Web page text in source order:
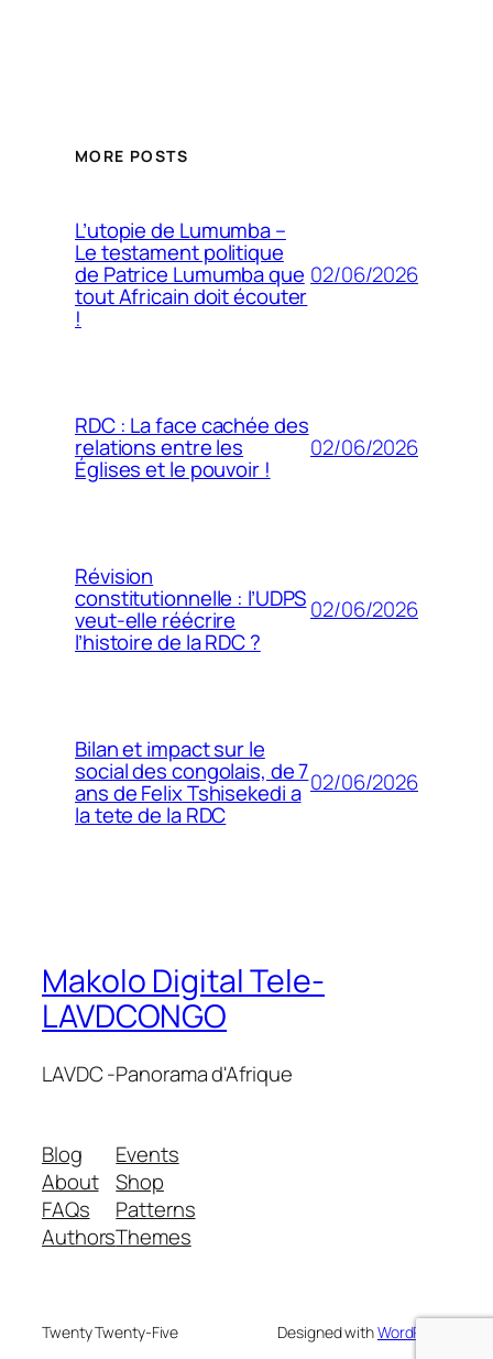
MORE POSTS
L’utopie de Lumumba –
Le testament politique
de Patrice Lumumba que
tout Africain doit écouter
!
02/06/2026
RDC : La face cachée des
relations entre les
Églises et le pouvoir !
02/06/2026
Révision
constitutionnelle : l’UDPS
veut-elle réécrire
l’histoire de la RDC ?
02/06/2026
Bilan et impact sur le
social des congolais, de 7
ans de Felix Tshisekedi a
la tete de la RDC
02/06/2026
Makolo Digital Tele-
LAVDCONGO
LAVDC -Panorama d'Afrique
Blog
About
FAQs
Authors
Events
Shop
Patterns
Themes
Twenty Twenty-Five Designed withWordPress